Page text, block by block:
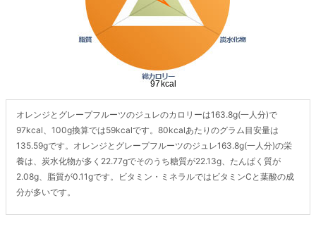
オレンジとグレープフルーツのジュレのカロリーは163.8g(一人分)で
97kcal、100g換算では59kcalです。80kcalあたりのグラム目安量は
135.59gです。オレンジとグレープフルーツのジュレ163.8g(一人分)の栄
養は、炭水化物が多く22.77gでそのうち糖質が22.13g、たんぱく質が
2.08g、脂質が0.11gです。ビタミン・ミネラルではビタミンCと葉酸の成
分が多いです。